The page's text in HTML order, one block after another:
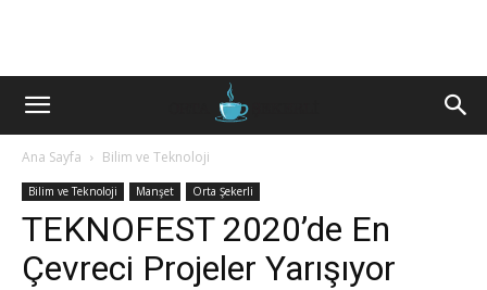
Ana Sayfa Bilim ve Teknoloji
Bilim ve Teknoloji Manşet Orta Şekerli
TEKNOFEST 2020’de En
Çevreci Projeler Yarışıyor